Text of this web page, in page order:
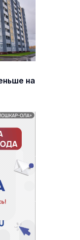
на